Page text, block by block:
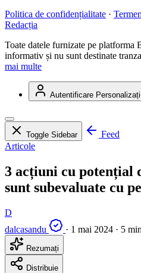
Politica de confidențialitate ·
Redacția
Toate datele furnizate pe platforma
informativ și nu sunt destinate
mai multe
Autentificare
Toggle Sidebar
Feed
Articole
3 acțiuni cu potențial
sunt subevaluate cu
D
dalcasandu
· 1 mai 2024 · 5
Rezumați
Distribuie